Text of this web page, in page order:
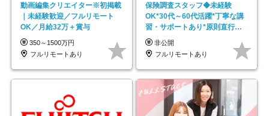
動画編集クリエイター※初掲載
｜未経験歓迎／フルリモート
OK／月給32万＋賞与
350～1500万円
フルリモートあり
保険調査スタッフ◆未経験
OK*30代～60代活躍*丁寧な講
習・サポートあり*原則直行直
帰／全国募集・業務委託
非公開
フルリモートあり